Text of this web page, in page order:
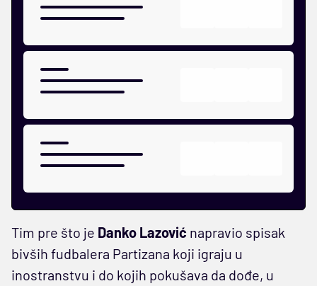
Tim pre što je Danko Lazović napravio spisak
bivših fudbalera Partizana koji igraju u
inostranstvu i do kojih pokušava da dođe, u